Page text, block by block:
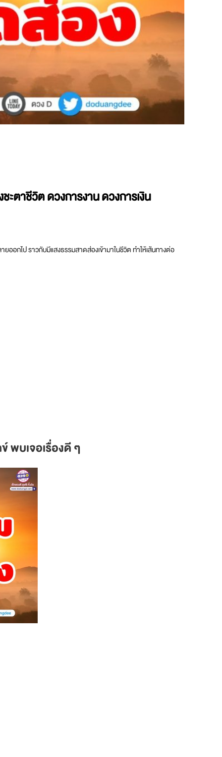
ตาชีวิต ดวงการงาน ดวงการเงิน
ออกไป ราวกับมีแสงธรรมสาดส่องเข้ามาในชีวิต ทำให้เส้นทางต่อ
พบเจอเรื่องดี ๆ